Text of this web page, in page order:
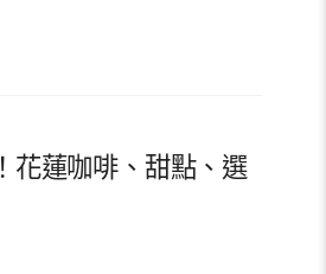
花蓮咖啡、甜點、選